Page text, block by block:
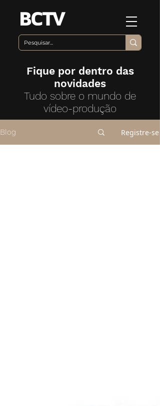
Fique por dentro das
novidades
Tudo sobre o mundo de
vídeo-produção
Blog Registre-se